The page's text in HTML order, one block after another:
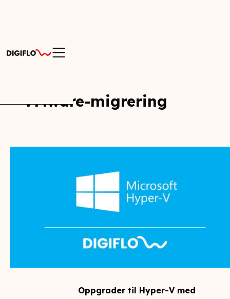
VMware-migrering
Oppgrader til Hyper-V med